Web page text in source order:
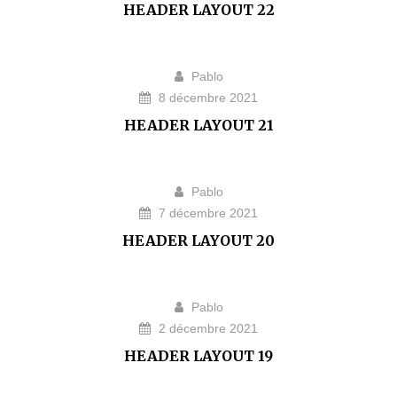
HEADER LAYOUT 22
Pablo
8 décembre 2021
HEADER LAYOUT 21
Pablo
7 décembre 2021
HEADER LAYOUT 20
Pablo
2 décembre 2021
HEADER LAYOUT 19